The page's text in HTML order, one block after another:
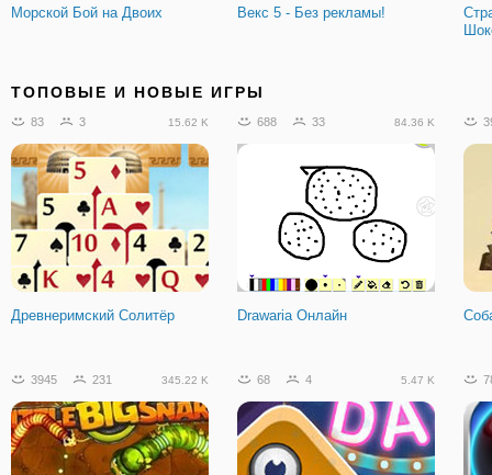
Морской Бой на Двоих Векс 5 - Без рекламы!
Стикмен: Последний Ниндзя
Бой
ТОПОВЫЕ И НОВЫЕ ИГРЫ
83 3 15.62 K
Древнеримский Солитёр
688 33 84.36 K
Drawaria Онлайн
3945 231 345.22 K 68 4 5.47 K